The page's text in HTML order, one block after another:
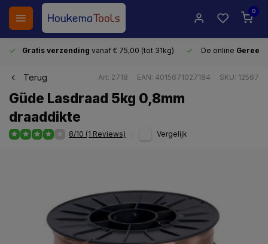
0
Gratis verzending vanaf € 75,00 (tot 31kg) De online
Terug Art: 2718 EAN: 4015671027184 SKU: 12567
Güde Lasdraad 5kg 0,8mm
draaddikte
8/10 (1 Reviews) Vergelijk